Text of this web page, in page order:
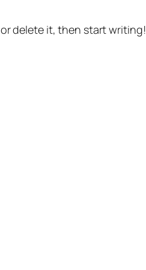
delete it, then start writing!